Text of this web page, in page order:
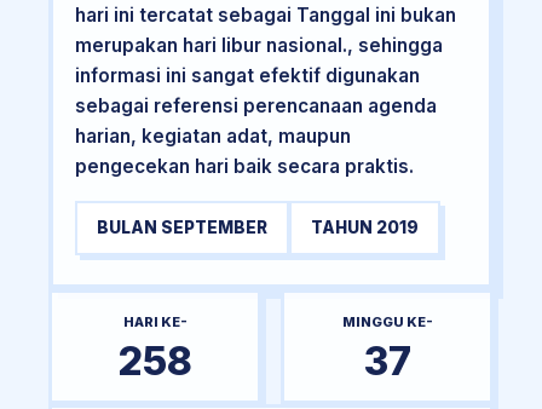
hari ini tercatat sebagai Tanggal ini bukan
merupakan hari libur nasional., sehingga
informasi ini sangat efektif digunakan
sebagai referensi perencanaan agenda
harian, kegiatan adat, maupun
pengecekan hari baik secara praktis.
BULAN SEPTEMBER TAHUN 2019
HARI KE-
258
MINGGU KE-
37